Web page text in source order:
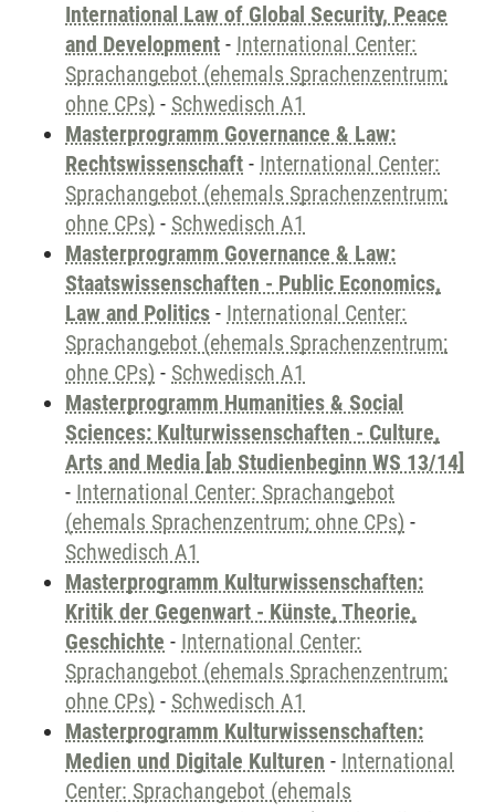
International Law of Global Security, Peace
and Development - International Center:
Sprachangebot (ehemals Sprachenzentrum;
ohne CPs) - Schwedisch A1
Masterprogramm Governance & Law:
Rechtswissenschaft - International Center:
Sprachangebot (ehemals Sprachenzentrum;
ohne CPs) - Schwedisch A1
Masterprogramm Governance & Law:
Staatswissenschaften - Public Economics,
Law and Politics - International Center:
Sprachangebot (ehemals Sprachenzentrum;
ohne CPs) - Schwedisch A1
Masterprogramm Humanities & Social
Sciences: Kulturwissenschaften - Culture,
Arts and Media [ab Studienbeginn WS 13/14]
- International Center: Sprachangebot
(ehemals Sprachenzentrum; ohne CPs) -
Schwedisch A1
Masterprogramm Kulturwissenschaften:
Kritik der Gegenwart - Künste, Theorie,
Geschichte - International Center:
Sprachangebot (ehemals Sprachenzentrum;
ohne CPs) - Schwedisch A1
Masterprogramm Kulturwissenschaften:
Medien und Digitale Kulturen - International
Center: Sprachangebot (ehemals